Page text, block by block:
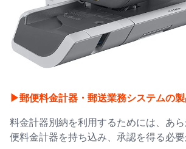
▶︎郵便料金計器・郵送業務システムの
料金計器別納を利用するためには、あ
便料金計器を持ち込み、承認を得る必要